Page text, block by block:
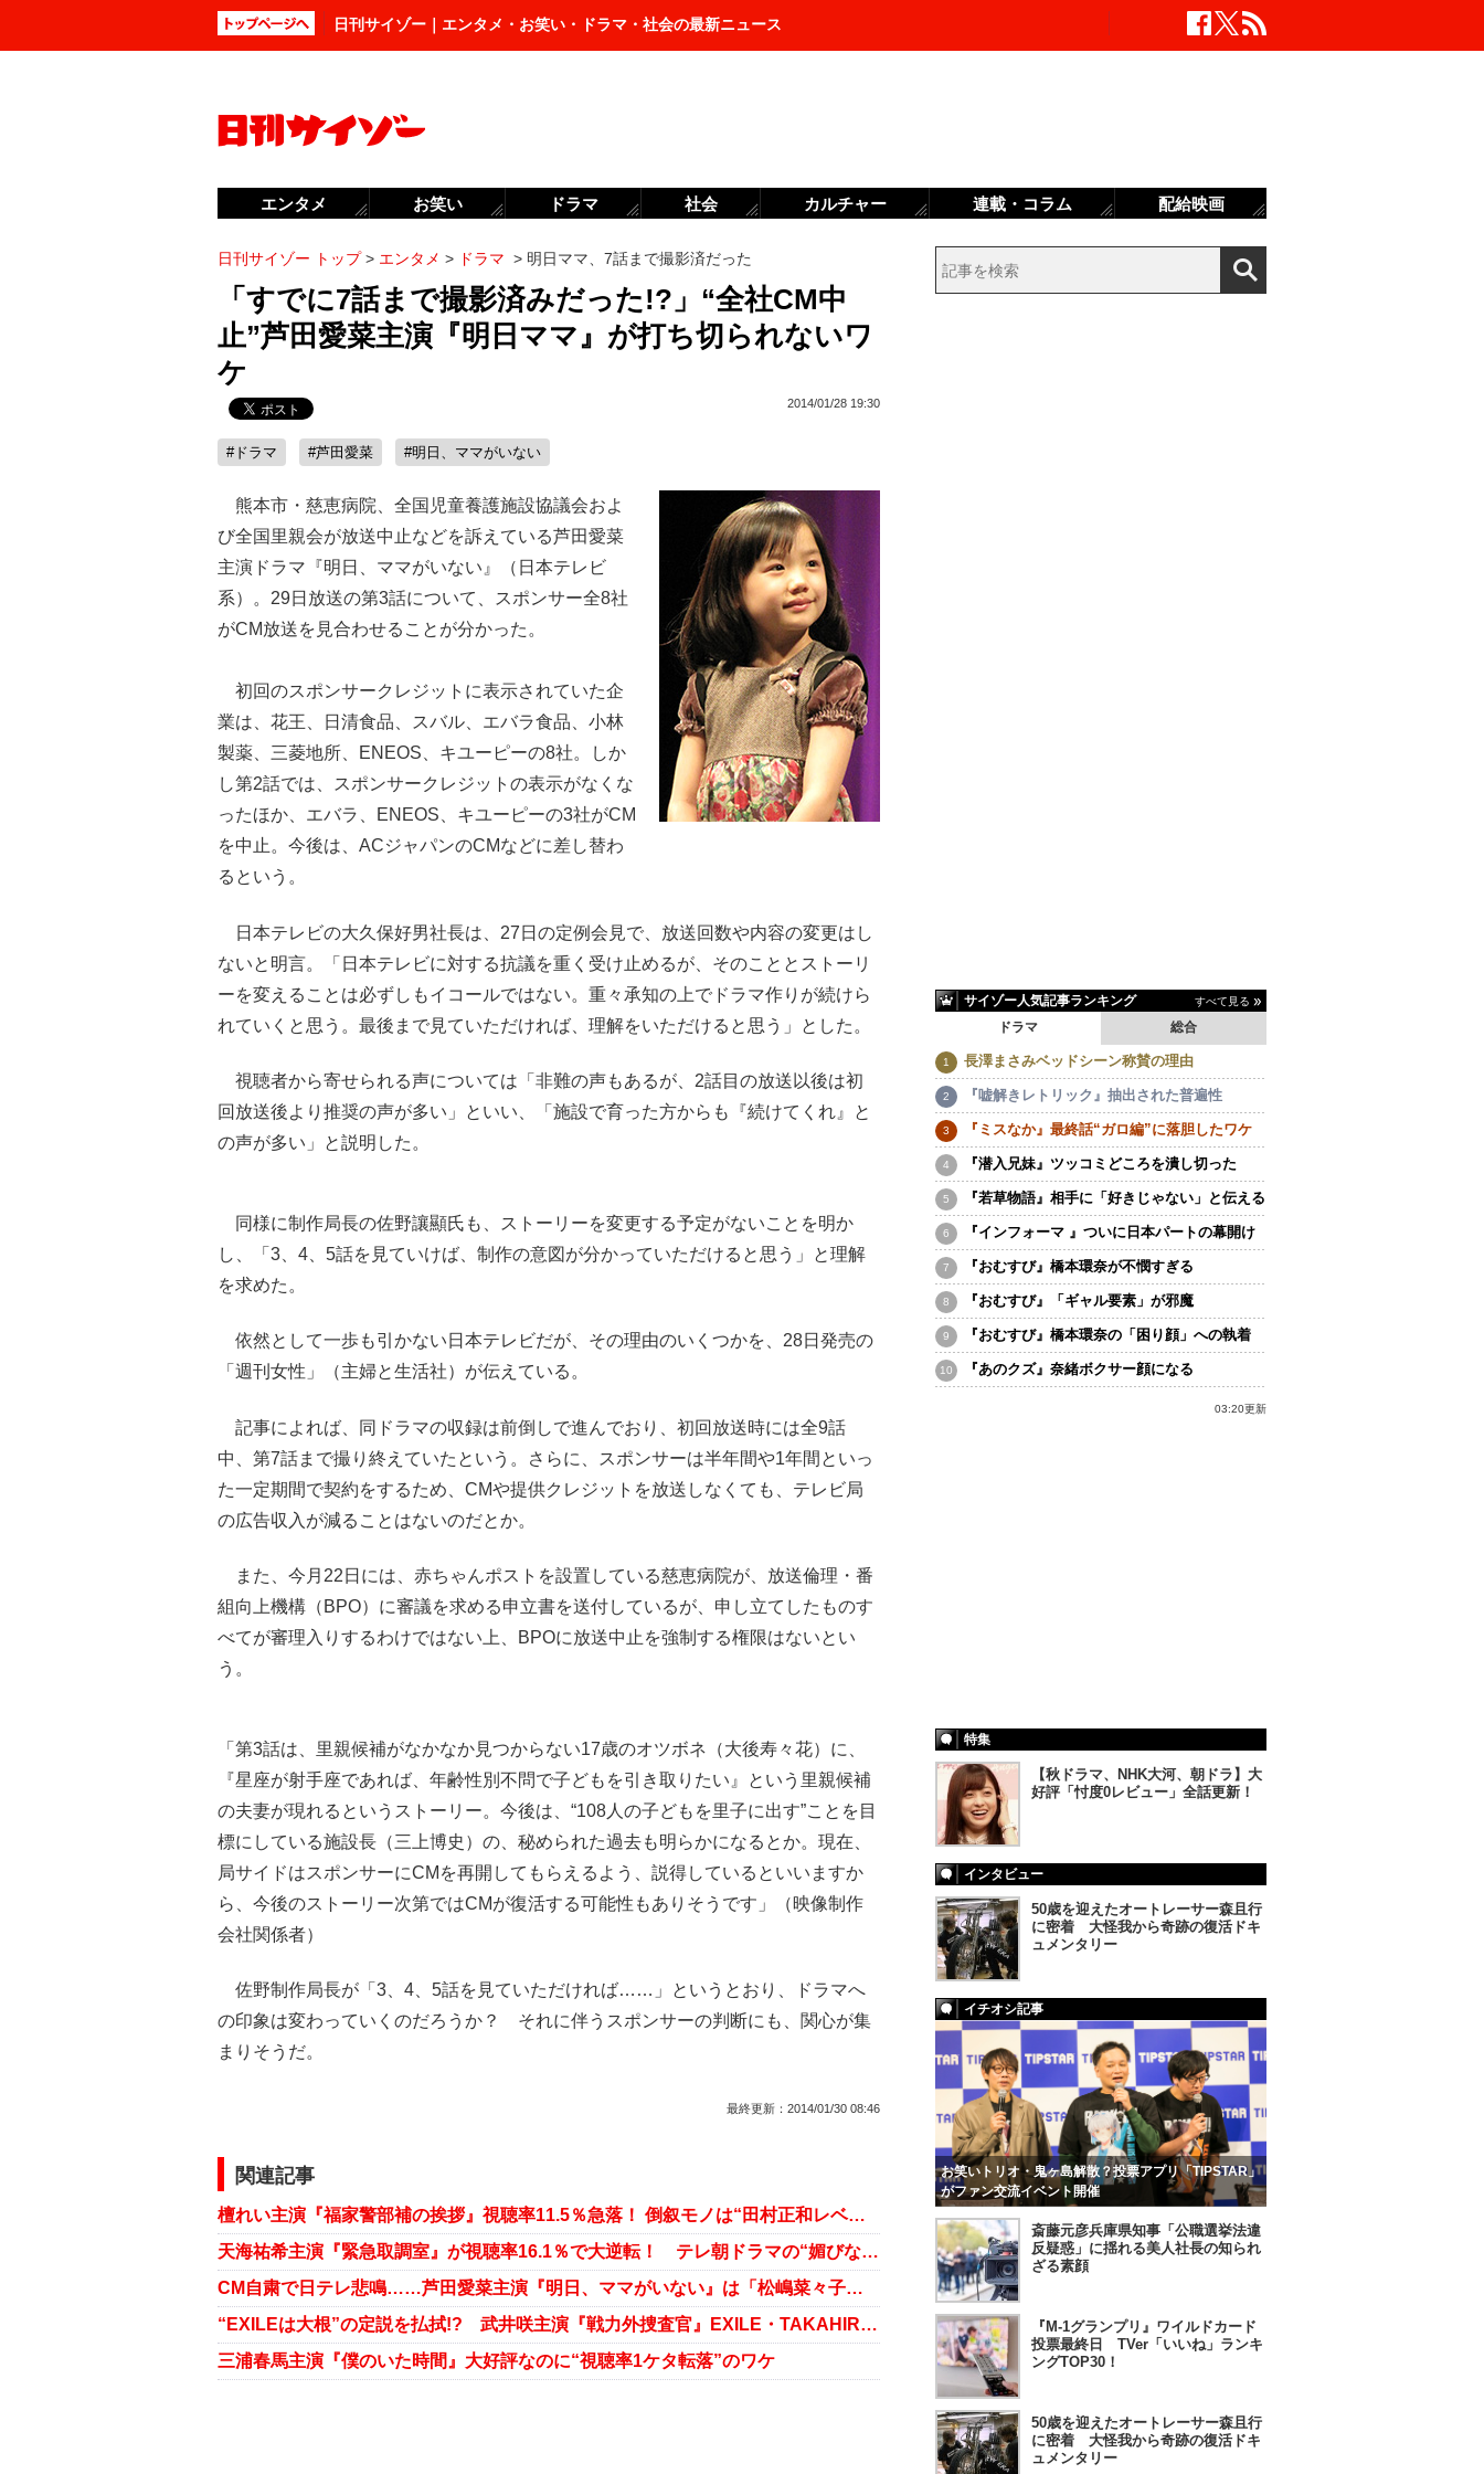
日刊サイゾー｜エンタメ・お笑い・ドラマ・社会の最新ニュース
日刊サイゾー トップ> エンタメ > ドラマ > 明日ママ、7話まで撮影済だった
「すでに7話まで撮影済みだった!?」“全社CM中
止”芦田愛菜主演『明日ママ』が打ち切られないワ
ケ
2014/01/28 19:30
#ドラマ #芦田愛菜 #明日、ママがいない
熊本市・慈恵病院、全国児童養護施設協議会およ
び全国里親会が放送中止などを訴えている芦田愛菜
主演ドラマ『明日、ママがいない』（日本テレビ
系）。29日放送の第3話について、スポンサー全8社
がCM放送を見合わせることが分かった。
初回のスポンサークレジットに表示されていた企
業は、花王、日清食品、スバル、エバラ食品、小林
製薬、三菱地所、ENEOS、キユーピーの8社。しか
し第2話では、スポンサークレジットの表示がなくな
ったほか、エバラ、ENEOS、キユーピーの3社がCM
を中止。今後は、ACジャパンのCMなどに差し替わ
るという。
日本テレビの大久保好男社長は、27日の定例会見で、放送回数や内容の変更はし
ないと明言。「日本テレビに対する抗議を重く受け止めるが、そのこととストーリ
ーを変えることは必ずしもイコールではない。重々承知の上でドラマ作りが続けら
れていくと思う。最後まで見ていただければ、理解をいただけると思う」とした。
視聴者から寄せられる声については「非難の声もあるが、2話目の放送以後は初
回放送後より推奨の声が多い」といい、「施設で育った方からも『続けてくれ』と
の声が多い」と説明した。
同様に制作局長の佐野讓顯氏も、ストーリーを変更する予定がないことを明か
し、「3、4、5話を見ていけば、制作の意図が分かっていただけると思う」と理解
を求めた。
依然として一歩も引かない日本テレビだが、その理由のいくつかを、28日発売の
「週刊女性」（主婦と生活社）が伝えている。
記事によれば、同ドラマの収録は前倒しで進んでおり、初回放送時には全9話
中、第7話まで撮り終えていたという。さらに、スポンサーは半年間や1年間といっ
た一定期間で契約をするため、CMや提供クレジットを放送しなくても、テレビ局
の広告収入が減ることはないのだとか。
また、今月22日には、赤ちゃんポストを設置している慈恵病院が、放送倫理・番
組向上機構（BPO）に審議を求める申立書を送付しているが、申し立てしたものす
べてが審理入りするわけではない上、BPOに放送中止を強制する権限はないとい
う。
「第3話は、里親候補がなかなか見つからない17歳のオツボネ（大後寿々花）に、
『星座が射手座であれば、年齢性別不問で子どもを引き取りたい』という里親候補
の夫妻が現れるというストーリー。今後は、“108人の子どもを里子に出す”ことを目
標にしている施設長（三上博史）の、秘められた過去も明らかになるとか。現在、
局サイドはスポンサーにCMを再開してもらえるよう、説得しているといいますか
ら、今後のストーリー次第ではCMが復活する可能性もありそうです」（映像制作
会社関係者）
佐野制作局長が「3、4、5話を見ていただければ……」というとおり、ドラマへ
の印象は変わっていくのだろうか？ それに伴うスポンサーの判断にも、関心が集
まりそうだ。
最終更新： 2014/01/30 08:46
関連記事
檀れい主演『福家警部補の挨拶』視聴率11.5％急落！ 倒叙モノは“田村正和レベル”でないとムリ!?
天海祐希主演『緊急取調室』が視聴率16.1％で大逆転！ テレ朝ドラマの“媚びない”強さ
CM自粛で日テレ悲鳴……芦田愛菜主演『明日、ママがいない』は「松嶋菜々子のドタキャン」の産物だった!?
“EXILEは大根”の定説を払拭!? 武井咲主演『戦力外捜査官』EXILE・TAKAHIROの演技が大好評！
三浦春馬主演『僕のいた時間』大好評なのに“視聴率1ケタ転落”のワケ
サイゾー人気記事ランキング すべて見る
ドラマ 総合
長澤まさみベッドシーン称賛の理由
『嘘解きレトリック』抽出された普遍性
『ミスなか』最終話“ガロ編”に落胆したワケ
『潜入兄妹』ツッコミどころを潰し切った
『若草物語』相手に「好きじゃない」と伝える
『インフォーマ 』ついに日本パートの幕開け
『おむすび』橋本環奈が不憫すぎる
『おむすび』「ギャル要素」が邪魔
『おむすび』橋本環奈の「困り顔」への執着
『あのクズ』奈緒ボクサー顔になる
03:20更新
特集
【秋ドラマ、NHK大河、朝ドラ】大
好評「忖度0レビュー」全話更新！
インタビュー
50歳を迎えたオートレーサー森且行
に密着 大怪我から奇跡の復活ドキ
ュメンタリー
イチオシ記事
お笑いトリオ・鬼ヶ島解散？投票アプリ「TIPSTAR」
がファン交流イベント開催
斎藤元彦兵庫県知事「公職選挙法違
反疑惑」に揺れる美人社長の知られ
ざる素顔
『M-1グランプリ』ワイルドカード
投票最終日 TVer「いいね」ランキ
ングTOP30！
50歳を迎えたオートレーサー森且行
に密着 大怪我から奇跡の復活ドキ
ュメンタリー
エンタメ お笑い ドラマ 社会 カルチャー 連載・コラム 配給映画